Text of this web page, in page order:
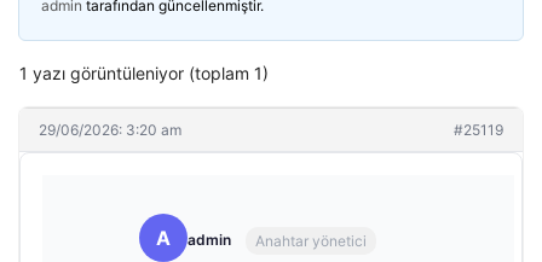
admin tarafından güncellenmiştir.
1 yazı görüntüleniyor (toplam 1)
29/06/2026: 3:20 am #25119
A admin Anahtar yönetici